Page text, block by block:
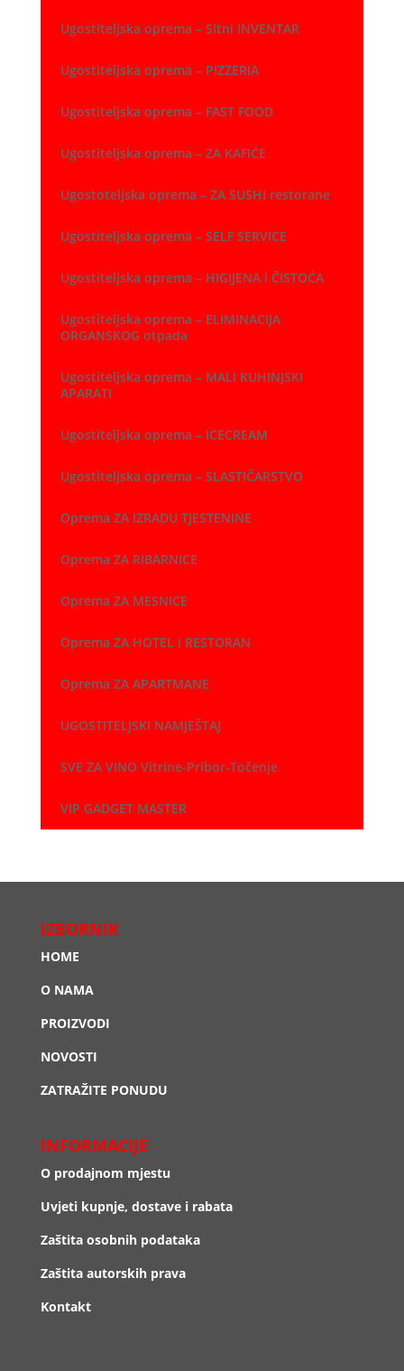
Ugostiteljska oprema – Sitni INVENTAR
Ugostiteljska oprema – PIZZERIA
Ugostiteljska oprema – FAST FOOD
Ugostiteljska oprema – ZA KAFIĆE
Ugostoteljska oprema – ZA SUSHI restorane
Ugostiteljska oprema – SELF SERVICE
Ugostiteljska oprema – HIGIJENA i ČISTOĆA
Ugostiteljska oprema – ELIMINACIJA
ORGANSKOG otpada
Ugostiteljska oprema – MALI KUHINJSKI
APARATI
Ugostiteljska oprema – ICECREAM
Ugostiteljska oprema – SLASTIČARSTVO
Oprema ZA IZRADU TJESTENINE
Oprema ZA RIBARNICE
Oprema ZA MESNICE
Oprema ZA HOTEL i RESTORAN
Oprema ZA APARTMANE
UGOSTITELJSKI NAMJEŠTAJ
SVE ZA VINO Vitrine-Pribor-Točenje
VIP GADGET MASTER
IZBORNIK
HOME
O NAMA
PROIZVODI
NOVOSTI
ZATRAŽITE PONUDU
INFORMACIJE
O prodajnom mjestu
Uvjeti kupnje, dostave i rabata
Zaštita osobnih podataka
Zaštita autorskih prava
Kontakt